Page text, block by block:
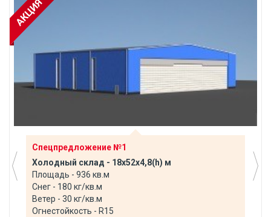
Спецпредложение №1
Холодный склад - 18х52х4,8(h) м
Площадь - 936 кв.м
Снег - 180 кг/кв.м
Ветер - 30 кг/кв.м
Огнестойкость - R15